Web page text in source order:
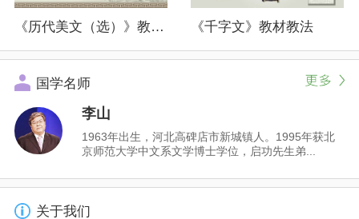
《历代美文（选）》教材教法 《千字文》教材教法
国学名师
李山
1963年出生，河北高碑店市新城镇人。1995年获北
京师范大学中文系文学博士学位，启功先生弟...
关于我们